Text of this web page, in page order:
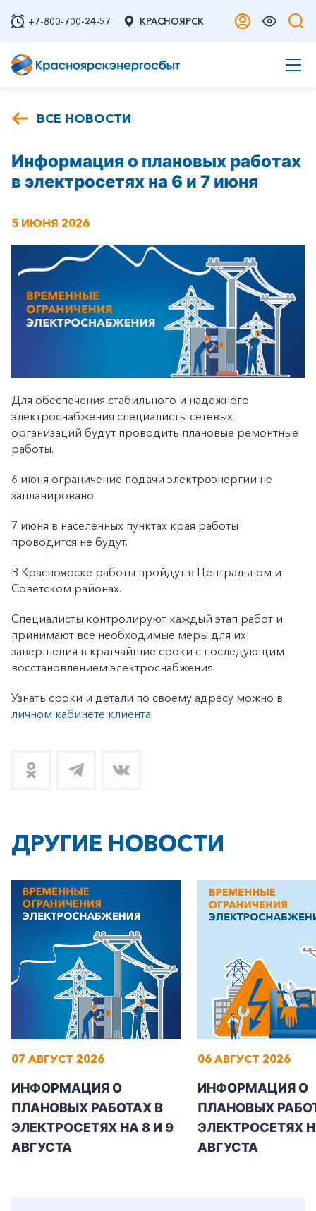
+7-800-700-24-57 КРАСНОЯРСК
Заказать обратный звонок
Частным клиентам
Корпоративным клиентам
ВСЕ НОВОСТИ
Информация о плановых работах
в электросетях на 6 и 7 июня
5 ИЮНЯ 2026
Для обеспечения стабильного и надежного
электроснабжения специалисты сетевых
организаций будут проводить плановые ремонтные
работы.
6 июня ограничение подачи электроэнергии не
запланировано.
7 июня в населенных пунктах края работы
проводится не будут.
В Красноярске работы пройдут в Центральном и
Советском районах.
Специалисты контролируют каждый этап работ и
принимают все необходимые меры для их
завершения в кратчайшие сроки с последующим
восстановлением электроснабжения.
Узнать сроки и детали по своему адресу можно в
личном кабинете клиента.
ДРУГИЕ НОВОСТИ
07 АВГУСТ 2026
ИНФОРМАЦИЯ О
ПЛАНОВЫХ РАБОТАХ В
ЭЛЕКТРОСЕТЯХ НА 8 И 9
АВГУСТА
06 АВГУСТ 2026
ИНФОРМАЦИЯ О
ПЛАНОВЫХ
ЭЛЕКТРОСЕТЯХ
АВГУСТА